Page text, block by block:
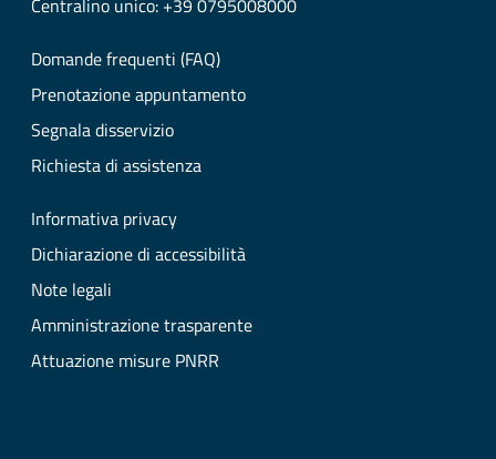
Centralino unico: +39 0795008000
Domande frequenti (FAQ)
Prenotazione appuntamento
Segnala disservizio
Richiesta di assistenza
Informativa privacy
Dichiarazione di accessibilità
Note legali
Amministrazione trasparente
Attuazione misure PNRR